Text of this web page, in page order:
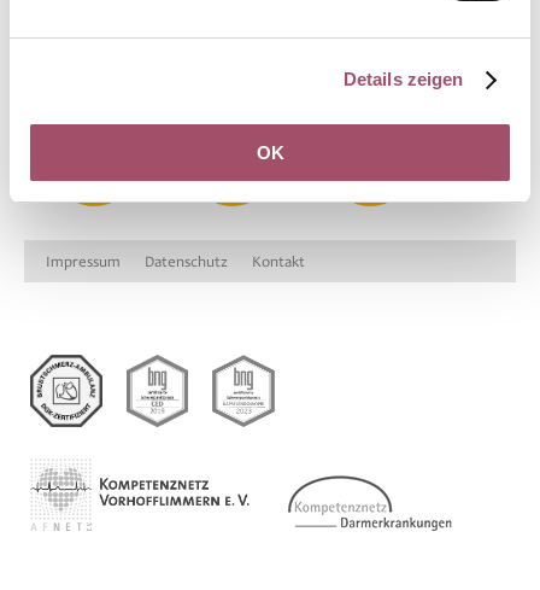
Details zeigen
OK
Impressum Datenschutz Kontakt